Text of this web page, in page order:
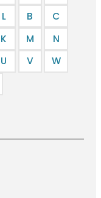
L B
C
K M
N
U V
W